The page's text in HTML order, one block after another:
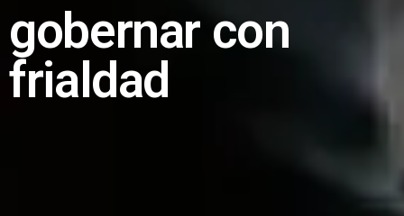
gobernar con
frialdad